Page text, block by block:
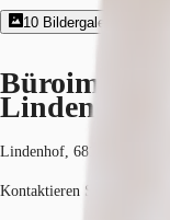
10 Bildergalerie
Lindenhof -
Lindenhof, 68163,
Kontaktieren Sie uns für